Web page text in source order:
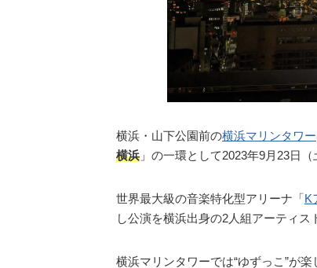
横浜・山下公園前の横浜マリンタワー
横浜 」の一環として2023年9月23日
世界最大級の音楽特化型アリーナ「K
し公演を横浜出身の2人組アーティス
横浜マリンタワーでは“ゆずっこ”が